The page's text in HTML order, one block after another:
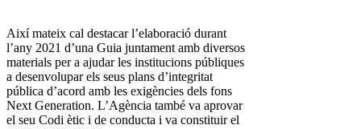
Així mateix cal destacar l’elaboració durant
l’any 2021 d’una Guia juntament amb diversos
materials per a ajudar les institucions públiques
a desenvolupar els seus plans d’integritat
pública d’acord amb les exigències dels fons
Next Generation. L’Agència també va aprovar
el seu Codi ètic i de conducta i va constituir el